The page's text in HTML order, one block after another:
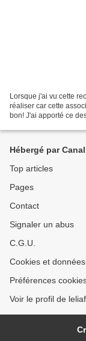
Lorsque j'ai vu cette
réaliser car cette
bon! J'ai apporté ce
Hébergé par
Top articles
Pages
Contact
Signaler un abus
C.G.U.
Cookies et
Préférences
Voir le profil de